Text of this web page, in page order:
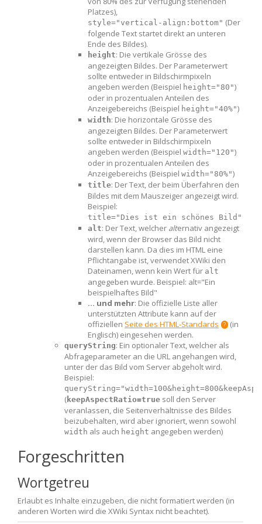
Platzes),
style="vertical-align:bottom" (Der
folgende Text startet direkt an unteren
Ende des Bildes).
height: Die vertikale Grösse des
angezeigten Bildes. Der Parameterwert
sollte entweder in Bildschirmpixeln
angeben werden (Beispiel height="80")
oder in prozentualen Anteilen des
Anzeigebereichs (Beispiel height="40%")
width: Die horizontale Grösse des
angezeigten Bildes. Der Parameterwert
sollte entweder in Bildschirmpixeln
angeben werden (Beispiel width="120")
oder in prozentualen Anteilen des
Anzeigebereichs (Beispiel width="80%")
title: Der Text, der beim Überfahren den
Bildes mit dem Mauszeiger angezeigt wird.
Beispiel:
title="Dies ist ein schönes Bild"
alt: Der Text, welcher alternativ angezeigt
wird, wenn der Browser das Bild nicht
darstellen kann. Da dies im HTML eine
Pflichtangabe ist, verwendet XWiki den
Dateinamen, wenn kein Wert für alt
angegeben wurde. Beispiel: alt="Ein
beispielhaftes Bild"
... und mehr: Die offizielle Liste aller
unterstützten Attribute kann auf der
offiziellen Seite des HTML-Standards
(in
Englisch) eingesehen werden.
queryString: Ein optionaler Text, welcher als
Abfrageparameter an die URL angehangen wird,
unter der das Bild vom Server abgeholt wird.
Beispiel:
( keepAspectRatio=true soll den Server
veranlassen, die Seitenverhältnisse des Bildes
beizubehalten, wird aber ignoriert, wenn sowohl
width als auch height angegeben werden)
Forgeschritten
Wortgetreu
Erlaubt es Inhalte einzugeben, die nicht formatiert werden (in
anderen Worten wird die XWiki Syntax nicht beachtet).